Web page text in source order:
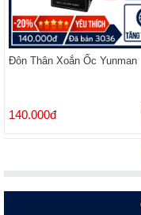
Đôn Thân Xoắn Ốc Yunman
140.000đ